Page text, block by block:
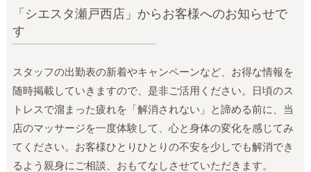
「シエスタ瀬戸西店」からお客様へのお知らせで
す
スタッフの出勤表の新着やキャンペーンなど、お得な情報を
随時掲載していきますので、是非ご活用ください。日頃のス
トレスで溜まった疲れを「解消されない」と諦める前に、当
店のマッサージを一度体験して、心と身体の変化を感じてみ
てください。お客様ひとりひとりの不安を少しでも解消でき
るよう親身にご相談、おもてなしさせていただきます。